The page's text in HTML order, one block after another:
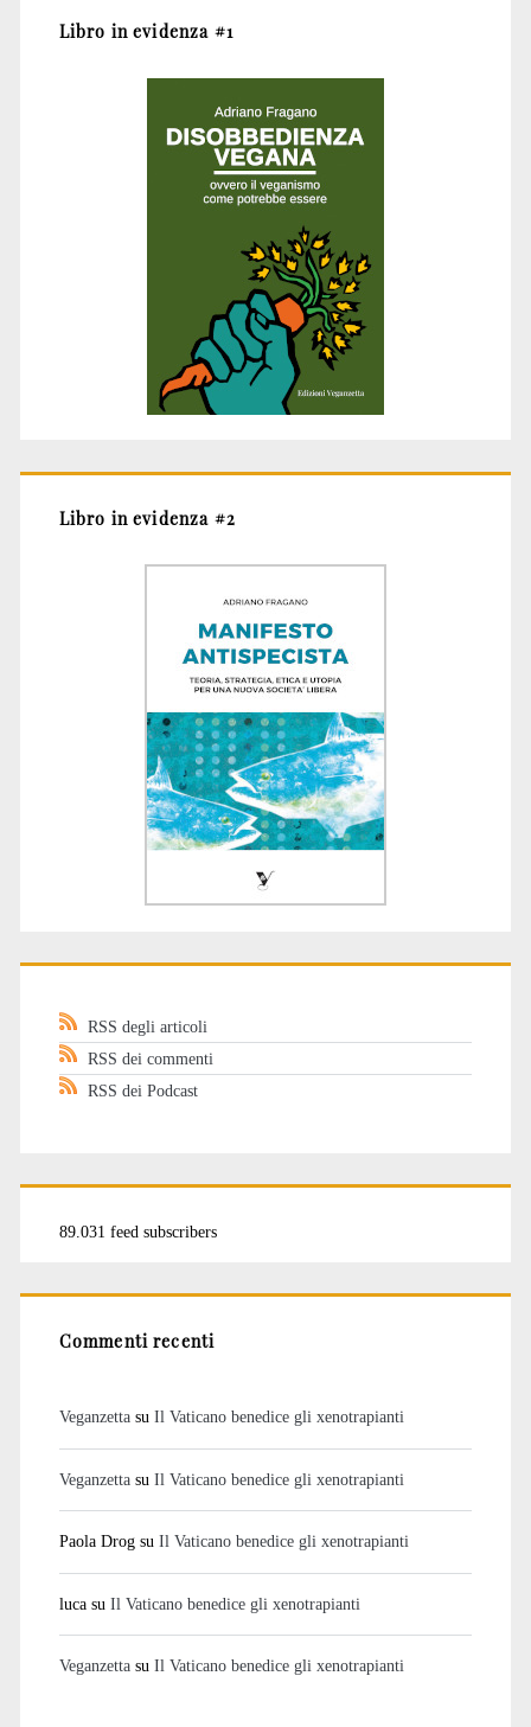
Libro in evidenza #1
Libro in evidenza #2
RSS degli articoli
RSS dei commenti
RSS dei Podcast
89.031 feed subscribers
Commenti recenti
Veganzettasu Il Vaticano benedice gli xenotrapianti
Veganzettasu Il Vaticano benedice gli xenotrapianti
Paola Drogsu Il Vaticano benedice gli xenotrapianti
lucasu Il Vaticano benedice gli xenotrapianti
Veganzettasu Il Vaticano benedice gli xenotrapianti